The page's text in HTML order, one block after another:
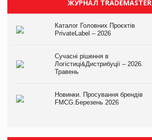
ЖУРНАЛ TRADEMASTER
Каталог Головних Проєктів
PrivateLabel – 2026
Сучасні рішення в
Логістиці&Дистрибуції – 2026.
Травень
Новинки. Просування брендів
FMCG.Березень 2026